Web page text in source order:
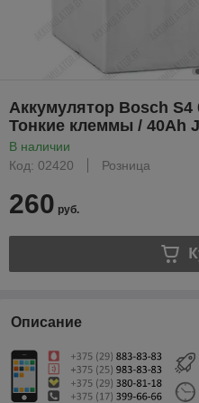
Аккумулятор Bosch S4
Тонкие клеммы / 40Ah
В наличии
Код: 02420
Розница
260 руб.
Описание